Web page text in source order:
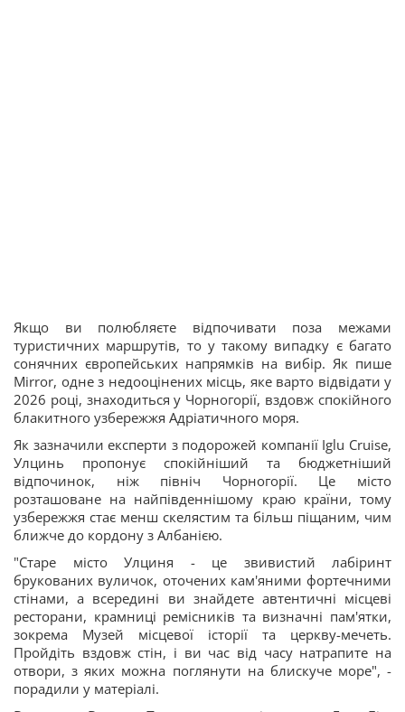
Якщо ви полюбляєте відпочивати поза межами
туристичних маршрутів, то у такому випадку є багато
сонячних європейських напрямків на вибір. Як пише
Mirror, одне з недооцінених місць, яке варто відвідати у
2026 році, знаходиться у Чорногорії, вздовж спокійного
блакитного узбережжя Адріатичного моря.
Як зазначили експерти з подорожей компанії Iglu Cruise,
Улцинь пропонує спокійніший та бюджетніший
відпочинок, ніж північ Чорногорії. Це місто
розташоване на найпівденнішому краю країни, тому
узбережжя стає менш скелястим та більш піщаним, чим
ближче до кордону з Албанією.
"Старе місто Улциня - це звивистий лабіринт
брукованих вуличок, оточених кам'яними фортечними
стінами, а всередині ви знайдете автентичні місцеві
ресторани, крамниці ремісників та визначні пам'ятки,
зокрема Музей місцевої історії та церкву-мечеть.
Пройдіть вздовж стін, і ви час від часу натрапите на
отвори, з яких можна поглянути на блискуче море", -
порадили у матеріалі.